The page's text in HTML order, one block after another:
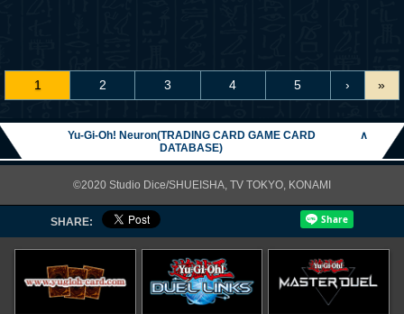
1 2 3 4 5 › »
Yu-Gi-Oh! Neuron(TRADING CARD GAME CARD
DATABASE)
∧
©2020 Studio Dice/SHUEISHA, TV TOKYO, KONAMI
SHARE: